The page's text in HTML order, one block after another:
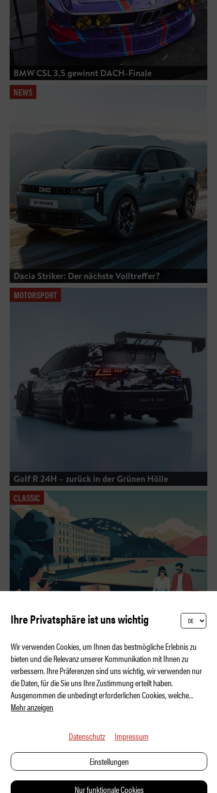
BMW CSL 3,5 gewinnt DACH-Finale
NEWS
Dacia Striker: Der nächste Volltreffer?
MOTORSPORT
Golf R 24H – zurück in der Grünen Hölle
CLASSIC
Chrom, Champagner, Comer See
Ihre Privatsphäre ist uns wichtig
Wir verwenden Cookies, um Ihnen das bestmögliche Erlebnis zu
bieten und die Relevanz unserer Kommunikation mit Ihnen zu
verbessern. Ihre Präferenzen sind uns wichtig, wir verwenden nur
die Daten, für die Sie uns Ihre Zustimmung erteilt haben.
Ausgenommen die unbedingt erforderlichen Cookies, welche...
Mehr anzeigen
Datenschutz Impressum
Einstellungen
Nur funktionale Cookies